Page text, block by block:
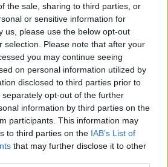
the sale, sharing to third parties, or
or sensitive information for
us, please use the below opt-out
selection. Please note that after your
you may continue seeing
on personal information utilized by
disclosed to third parties prior to
opt-out of the further
information by third parties on the
participants. This information may
to third parties on the IAB’s List of
that may further disclose it to other
περισσότερους θαυμαστές
ένα ακόμα μέλος της
κίνδυνος πυρκαγιάς "φέρνει"
και φαράγγια
ΠΕΡΙΣΣΟΤΕΡΑ